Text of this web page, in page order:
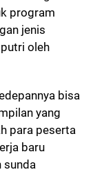
program
jenis
oleh
bisa
yang
para peserta
baru
sunda